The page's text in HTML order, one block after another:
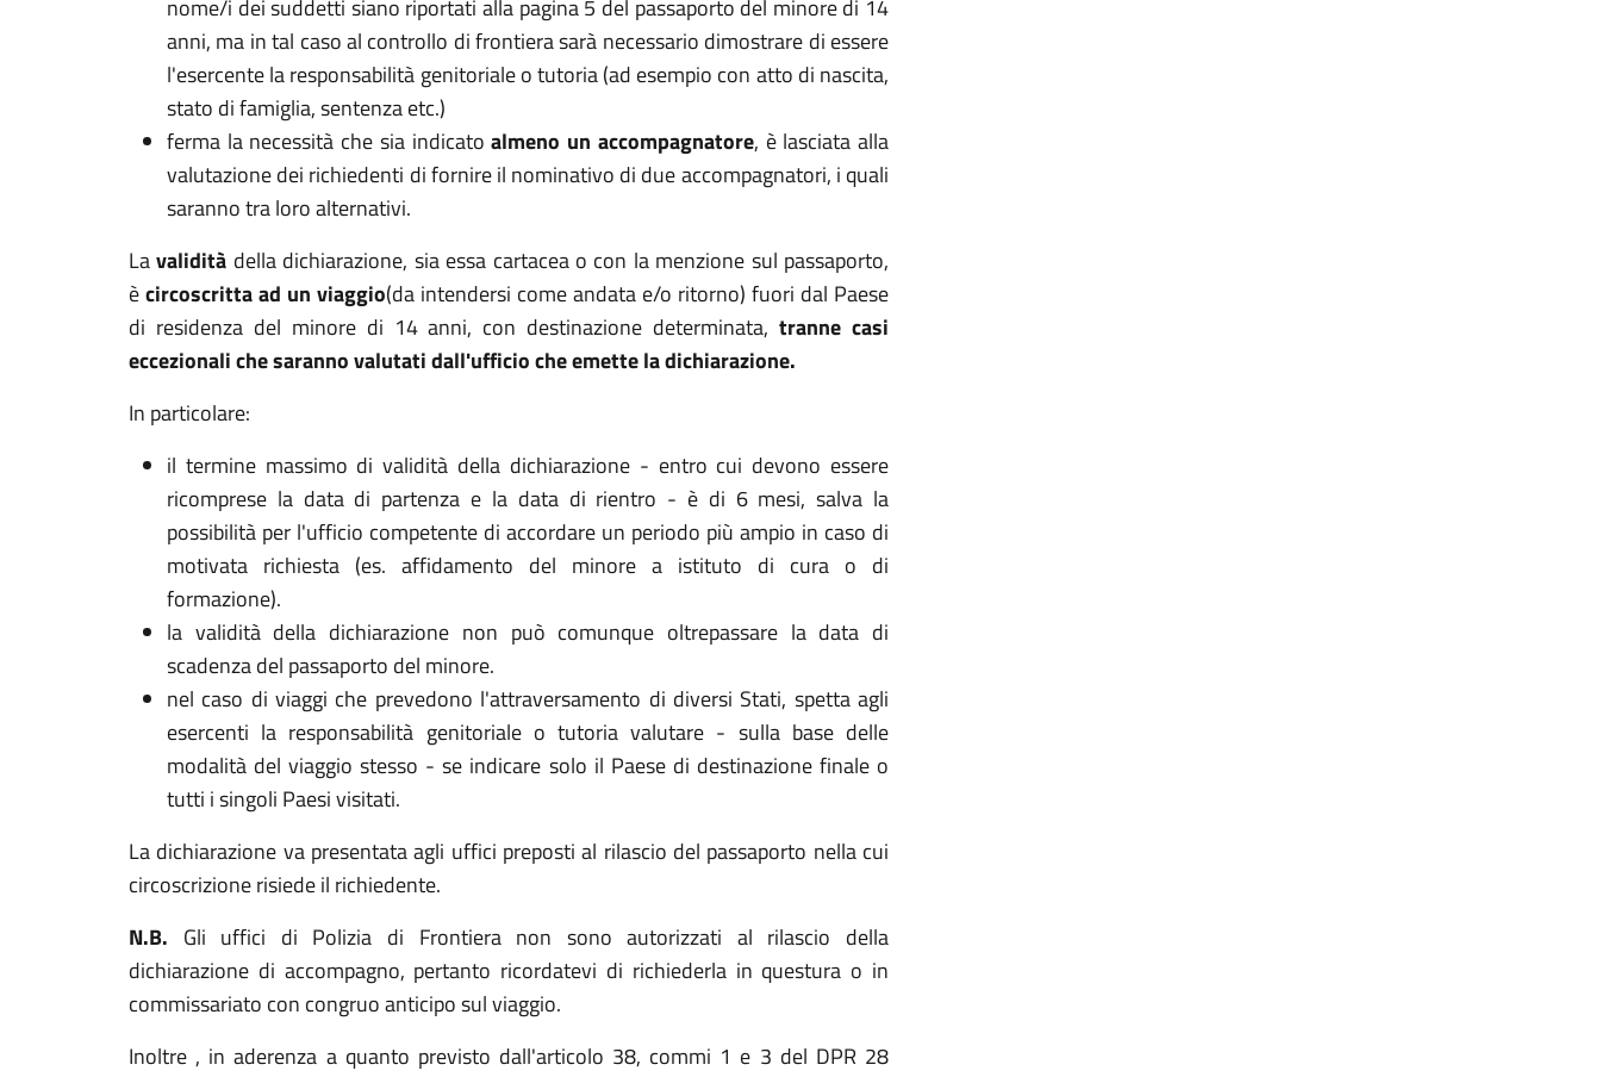
nome/i dei suddetti siano riportati alla pagina 5 del passaporto del minore di 14
anni, ma in tal caso al controllo di frontiera sarà necessario dimostrare di essere
l'esercente la responsabilità genitoriale o tutoria (ad esempio con atto di nascita,
stato di famiglia, sentenza etc.)
ferma la necessità che sia indicatoalmeno un accompagnatore, è lasciata alla
valutazione dei richiedenti di fornire il nominativo di due accompagnatori, i quali
saranno tra loro alternativi.
Lavalidità della dichiarazione, sia essa cartacea o con la menzione sul passaporto,
ècircoscritta ad un viaggio(da intendersi come andata e/o ritorno) fuori dal Paese
di residenza del minore di 14 anni, con destinazione determinata,tranne casi
eccezionali che saranno valutati dall'ufficio che emette la dichiarazione.
In particolare:
il termine massimo di validità della dichiarazione - entro cui devono essere
ricomprese la data di partenza e la data di rientro - è di 6 mesi, salva la
possibilità per l'ufficio competente di accordare un periodo più ampio in caso di
motivata richiesta (es. affidamento del minore a istituto di cura o di
formazione).
la validità della dichiarazione non può comunque oltrepassare la data di
scadenza del passaporto del minore.
nel caso di viaggi che prevedono l'attraversamento di diversi Stati, spetta agli
esercenti la responsabilità genitoriale o tutoria valutare - sulla base delle
modalità del viaggio stesso - se indicare solo il Paese di destinazione finale o
tutti i singoli Paesi visitati.
La dichiarazione va presentata agli uffici preposti al rilascio del passaporto nella cui
circoscrizione risiede il richiedente.
N.B. Gli uffici di Polizia di Frontiera non sono autorizzati al rilascio della
dichiarazione di accompagno, pertanto ricordatevi di richiederla in questura o in
commissariato con congruo anticipo sul viaggio.
Inoltre , in aderenza a quanto previsto dall'articolo 38, commi 1 e 3 del DPR 28